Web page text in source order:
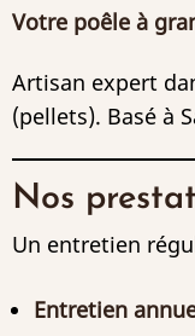
Votre poêle à
Artisan expert
(pellets). Basé à
Nos
Un entretien
Entretien